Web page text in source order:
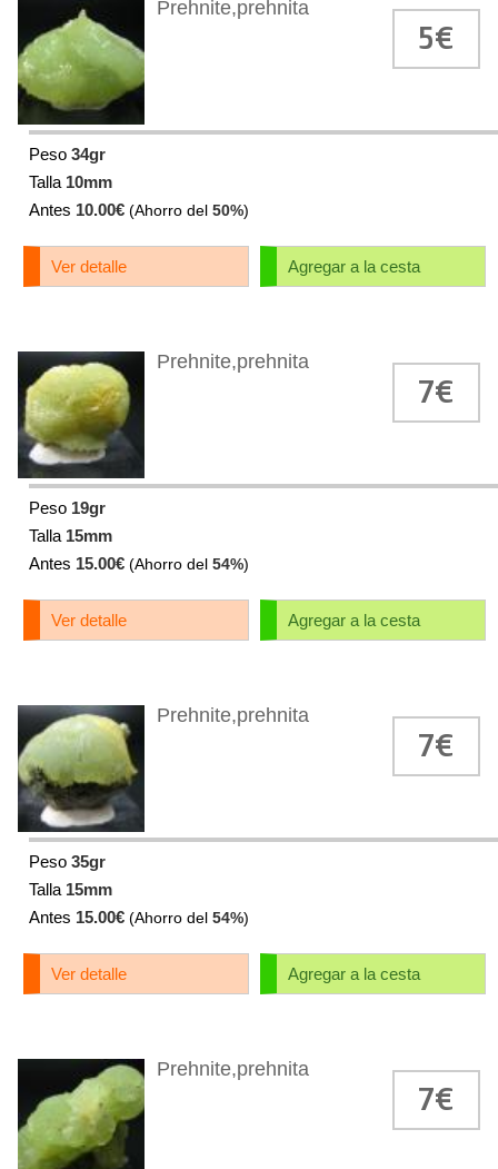
Prehnite,prehnita
5€
Peso 34gr
Talla 10mm
Antes 10.00€ (Ahorro del 50%)
Agregar a la cesta
Ver detalle
Prehnite,prehnita
7€
Peso 19gr
Talla 15mm
Antes 15.00€ (Ahorro del 54%)
Agregar a la cesta
Ver detalle
Prehnite,prehnita
7€
Peso 35gr
Talla 15mm
Antes 15.00€ (Ahorro del 54%)
Agregar a la cesta
Ver detalle
Prehnite,prehnita
7€